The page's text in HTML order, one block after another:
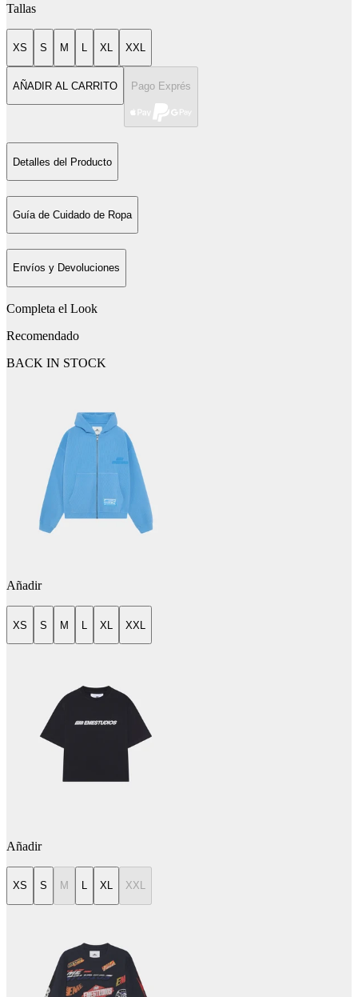
Tallas
XS S M XL XXL
AÑADIR AL CARRITO Pago Exprés
Detalles del Producto
Guía de Cuidado de Ropa
Envíos y Devoluciones
Completa el Look
Recomendado
BACK IN STOCK
Añadir
XS S M L XL XXL
Añadir
XS S M L XL XXL